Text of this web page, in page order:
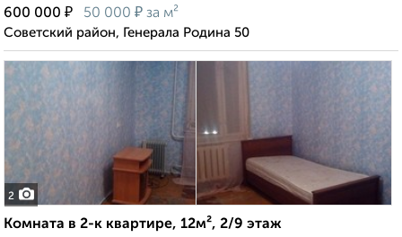
600 000 ₽ 50 000 ₽ за м²
Советский район, Генерала Родина 50
2
Комната в 2-к квартире, 12м², 2/9 этаж